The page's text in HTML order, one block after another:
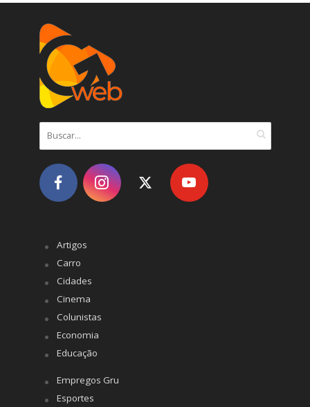
Artigos
Carro
Cidades
Cinema
Colunistas
Economia
Educação
Empregos Gru
Esportes